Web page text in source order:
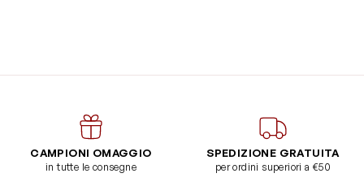
CAMPIONI OMAGGIO
in tutte le consegne
SPEDIZIONE GRATUITA
per ordini superiori a €50